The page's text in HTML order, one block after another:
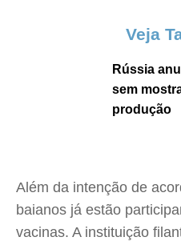
Veja
Rússia
sem
produção
Além da intenção de
baianos já estão
vacinas. A instituição